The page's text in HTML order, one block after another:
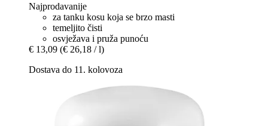
Najprodavanije
za tanku kosu koja se brzo masti
temeljito čisti
osvježava i pruža punoću
€ 13,09 (€ 26,18 / l)
Dostava do 11. kolovoza